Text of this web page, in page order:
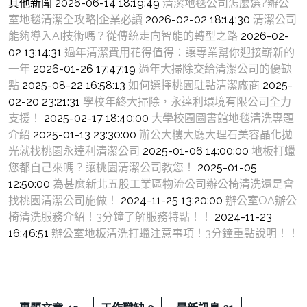
其他新聞 2026-06-14 18:19:49 清潔地毯公司怎麼選?辦公
室地毯清潔全攻略|企業必讀 2026-02-02 18:14:30 清潔公司
能夠導入AI技術嗎？從傳統走向智能的轉型之路 2026-02-
02 13:14:31 過年清潔費用花得值得：讓專業幫你迎接嶄新的
一年 2026-01-26 17:47:19 過年大掃除交給清潔公司的優缺
點 2025-08-22 16:58:13 如何選擇桃園駐點清潔廠商 2025-
02-20 23:21:31 學校年終大掃除，永達利環境有限公司全力
支援！ 2025-02-17 18:40:00 大學校園圖書館地毯清洗專題
介紹 2025-01-13 23:30:00 辦公大樓大廳大理石美容晶化拋
光就找桃園永達利清潔公司 2025-01-06 14:00:00 地板打蠟
您都自己來嗎？讓桃園清潔公司教您！ 2025-01-05
12:50:00 為甚麼新北五股工業區物流公司辦公椅清洗還是會
找桃園清潔公司施做！ 2024-11-25 13:20:00 辦公室OA辦公
椅清洗服務介紹！3分鐘了解服務特點！！ 2024-11-23
16:46:51 辦公室地板清洗打蠟注意事項！3分鐘重點說明！！